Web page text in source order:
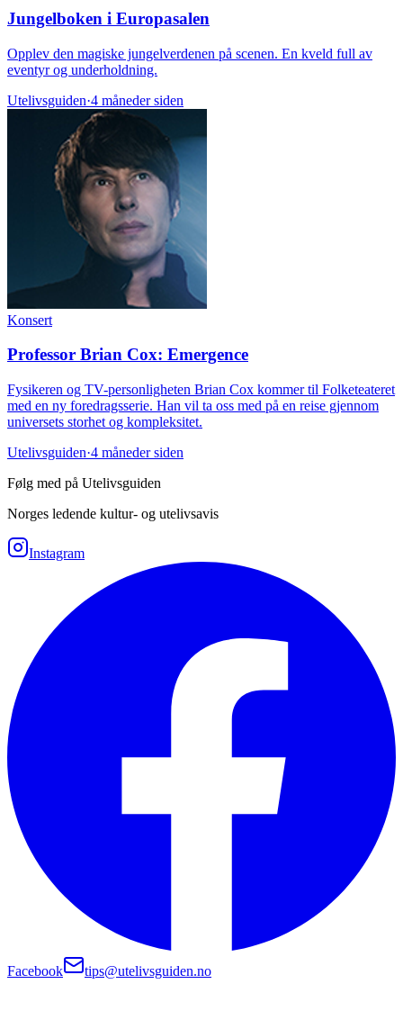
Jungelboken i Europasalen
Opplev den magiske jungelverdenen på scenen. En kveld full av
eventyr og underholdning.
Utelivsguiden·4 måneder siden
Konsert
Professor Brian Cox: Emergence
Fysikeren og TV-personligheten Brian Cox kommer til Folketeateret
med en ny foredragsserie. Han vil ta oss med på en reise gjennom
universets storhet og kompleksitet.
Utelivsguiden·4 måneder siden
Følg med på Utelivsguiden
Norges ledende kultur- og utelivsavis
Instagram
Facebook tips@utelivsguiden.no